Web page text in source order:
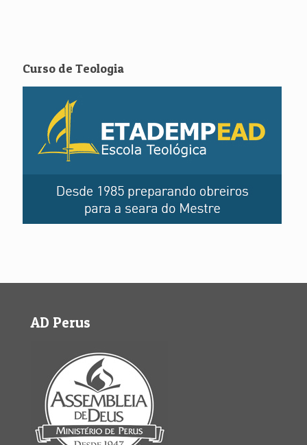
Curso de Teologia
AD Perus